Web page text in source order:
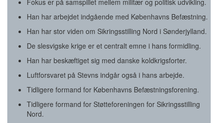
Fokus er på samspillet mellem militær og politisk udvikling.
Han har arbejdet indgående med Københavns Befæstning.
Han har stor viden om Sikringsstilling Nord i Sønderjylland.
De slesvigske krige er et centralt emne i hans formidling.
Han har beskæftiget sig med danske koldkrigsforter.
Luftforsvaret på Stevns indgår også i hans arbejde.
Tidligere formand for Københavns Befæstningsforening.
Tidligere formand for Støtteforeningen for Sikringsstilling
Nord.